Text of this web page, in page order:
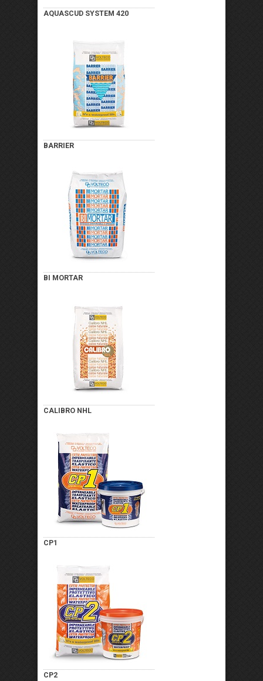
AQUASCUD SYSTEM 420
BARRIER
BI MORTAR
CALIBRO NHL
CP1
CP2